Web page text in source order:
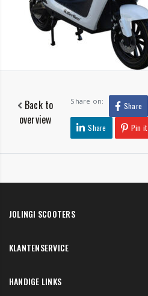
Back to
overview
Share on: Share
Share Pin it
JOLINGI SCOOTERS
Onze showroom
KLANTENSERVICE
Verzending en bezorging
HANDIGE LINKS